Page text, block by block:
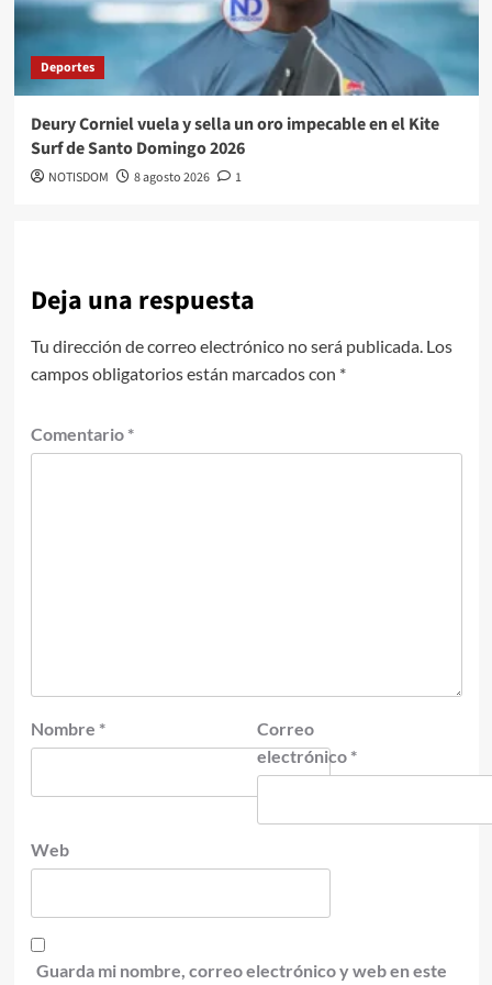
Deportes
Deury Corniel vuela y sella un oro impecable en el Kite
Surf de Santo Domingo 2026
NOTISDOM 8 agosto 2026 1
Deja una respuesta
Tu dirección de correo electrónico no será publicada. Los
campos obligatorios están marcados con *
Comentario *
Nombre *
Correo
electrónico *
Web
Guarda mi nombre, correo electrónico y web en este